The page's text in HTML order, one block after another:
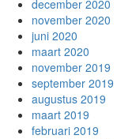
december 2020
november 2020
juni 2020
maart 2020
november 2019
september 2019
augustus 2019
maart 2019
februari 2019